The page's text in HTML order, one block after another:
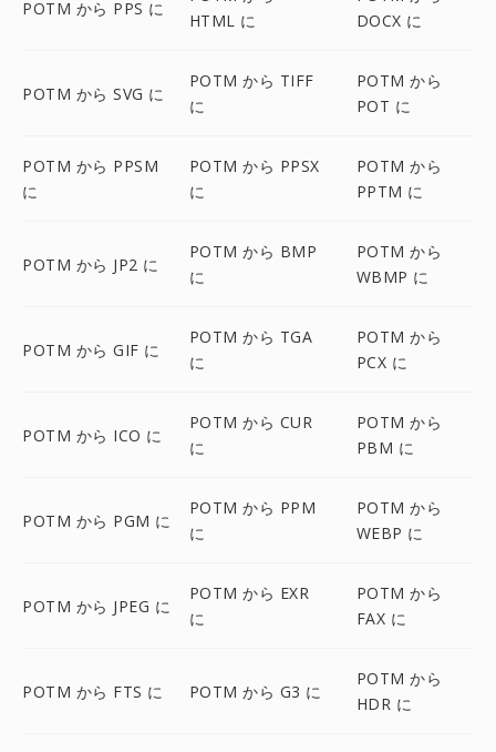
POTM から PPS に
HTML に
DOCX に
POTM から SVG に
POTM から TIFF
に
POTM から
POT に
POTM から PPSM
に
POTM から PPSX
に
POTM から
PPTM に
POTM から JP2 に
POTM から BMP
に
POTM から
WBMP に
POTM から GIF に
POTM から TGA
に
POTM から
PCX に
POTM から ICO に
POTM から CUR
に
POTM から
PBM に
POTM から PGM に
POTM から PPM
に
POTM から
WEBP に
POTM から JPEG に
POTM から EXR
に
POTM から
FAX に
POTM から FTS に POTM から G3 に
POTM から
HDR に